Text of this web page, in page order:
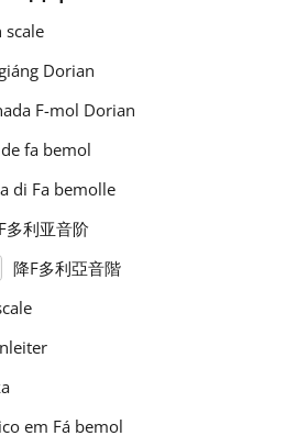
scale
Dorian
F-mol Dorian
fa bemol
di Fa bemolle
多利亚音阶
降F多利亞音階
em Fá bemol